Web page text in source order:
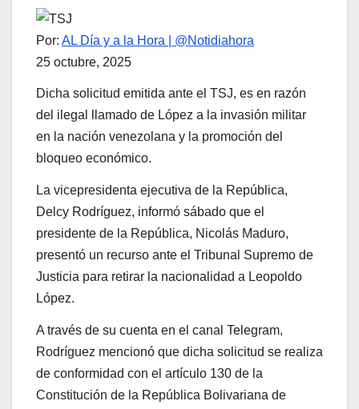
Por: AL Día y a la Hora | @Notidiahora
25 octubre, 2025
Dicha solicitud emitida ante el TSJ, es en razón
del ilegal llamado de López a la invasión militar
en la nación venezolana y la promoción del
bloqueo económico.
La vicepresidenta ejecutiva de la República,
Delcy Rodríguez, informó sábado que el
presidente de la República, Nicolás Maduro,
presentó un recurso ante el Tribunal Supremo de
Justicia para retirar la nacionalidad a Leopoldo
López.
A través de su cuenta en el canal Telegram,
Rodríguez mencionó que dicha solicitud se realiza
de conformidad con el artículo 130 de la
Constitución de la República Bolivariana de